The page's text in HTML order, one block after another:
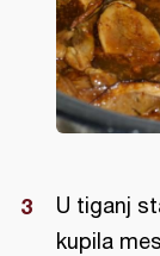
U tiganj
kupila